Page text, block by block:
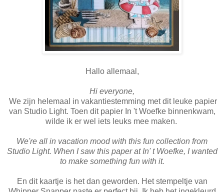
Hallo allemaal,
Hi everyone,
We zijn helemaal in vakantiestemming met dit leuke papier
van Studio Light. Toen dit papier In 't Woefke binnenkwam,
wilde ik er wel iets leuks mee maken.
We're all in vacation mood with this fun collection from
Studio Light. When I saw this paper at In' t Woefke, I wanted
to make something fun with it.
En dit kaartje is het dan geworden. Het stempeltje van